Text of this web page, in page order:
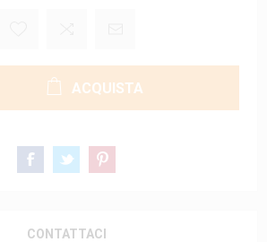
ACQUISTA
CONTATTACI